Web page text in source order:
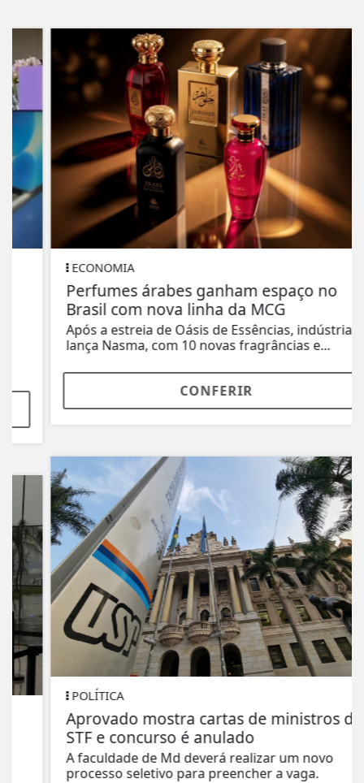
ECONOMIA
Perfumes árabes ganham espaço no
Brasil com nova linha da MCG
Após a estreia de Oásis de Essências, indústria
lança Nasma, com 10 novas fragrâncias e...
CONFERIR
POLÍTICA
Aprovado mostra cartas de ministros do
STF e concurso é anulado
A faculdade de Md deverá realizar um novo
processo seletivo para preencher a vaga.